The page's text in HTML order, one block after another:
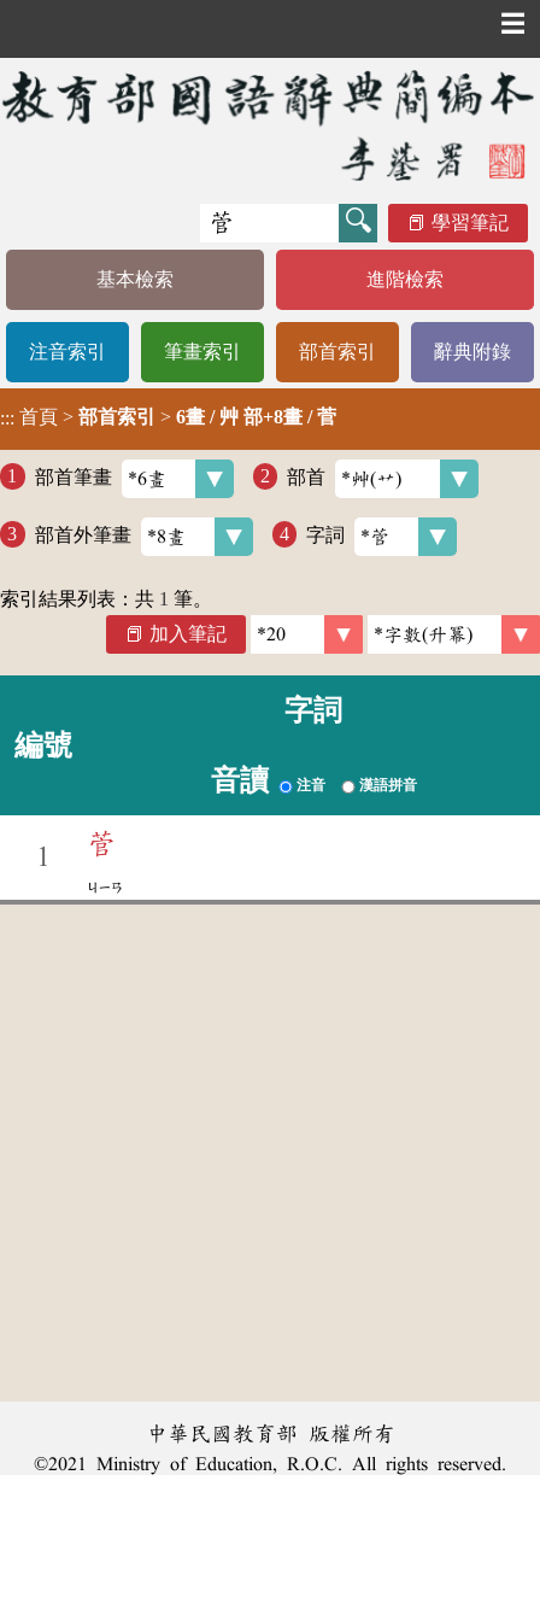
☰
學習筆記
基本檢索 進階檢索
注音索引 筆畫索引 部首索引 辭典附錄
::: 首頁 > 部首索引 > 6畫 / 艸 部+8畫 / 菅
部首筆畫 部首
部首外筆畫 字詞
索引結果列表：共 1 筆。
加入筆記
編號
字詞
音讀 注音 漢語拼音
1 菅
ㄐㄧㄢ
中華民國教育部 版權所有
©2021 Ministry of Education, R.O.C. All rights reserved.